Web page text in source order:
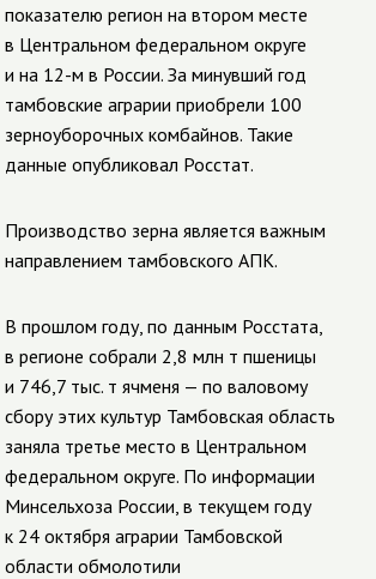
показателю регион на втором месте
в Центральном федеральном округе
и на 12-м в России. За минувший год
тамбовские аграрии приобрели 100
зерноуборочных комбайнов. Такие
данные опубликовал Росстат.
Производство зерна является важным
направлением тамбовского АПК.
В прошлом году, по данным Росстата,
в регионе собрали 2,8 млн т пшеницы
и 746,7 тыс. т ячменя — по валовому
сбору этих культур Тамбовская область
заняла третье место в Центральном
федеральном округе. По информации
Минсельхоза России, в текущем году
к 24 октября аграрии Тамбовской
области обмолотили